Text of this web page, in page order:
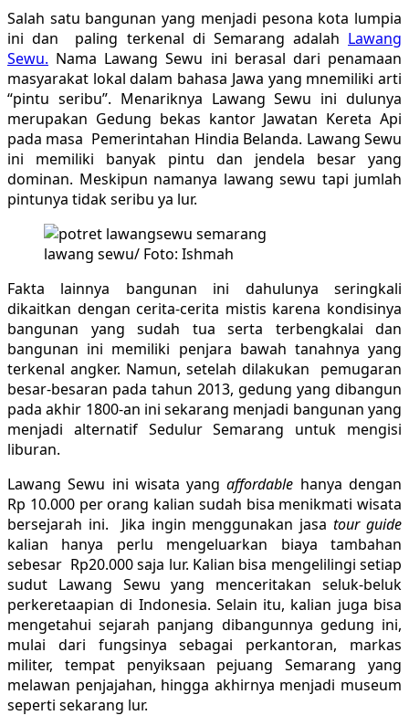
Salah satu bangunan yang menjadi pesona kota lumpia
ini dan paling terkenal di Semarang adalah Lawang
Sewu. Nama Lawang Sewu ini berasal dari penamaan
masyarakat lokal dalam bahasa Jawa yang mnemiliki arti
“pintu seribu”. Menariknya Lawang Sewu ini dulunya
merupakan Gedung bekas kantor Jawatan Kereta Api
pada masa Pemerintahan Hindia Belanda. Lawang Sewu
ini memiliki banyak pintu dan jendela besar yang
dominan. Meskipun namanya lawang sewu tapi jumlah
pintunya tidak seribu ya lur.
lawang sewu/ Foto: Ishmah
Fakta lainnya bangunan ini dahulunya seringkali
dikaitkan dengan cerita-cerita mistis karena kondisinya
bangunan yang sudah tua serta terbengkalai dan
bangunan ini memiliki penjara bawah tanahnya yang
terkenal angker. Namun, setelah dilakukan pemugaran
besar-besaran pada tahun 2013, gedung yang dibangun
pada akhir 1800-an ini sekarang menjadi bangunan yang
menjadi alternatif Sedulur Semarang untuk mengisi
liburan.
Lawang Sewu ini wisata yangaffordable hanya dengan
Rp 10.000 per orang kalian sudah bisa menikmati wisata
bersejarah ini. Jika ingin menggunakan jasa tour guide
kalian hanya perlu mengeluarkan biaya tambahan
sebesar Rp20.000 saja lur. Kalian bisa mengelilingi setiap
sudut Lawang Sewu yang menceritakan seluk-beluk
perkeretaapian di Indonesia. Selain itu, kalian juga bisa
mengetahui sejarah panjang dibangunnya gedung ini,
mulai dari fungsinya sebagai perkantoran, markas
militer, tempat penyiksaan pejuang Semarang yang
melawan penjajahan, hingga akhirnya menjadi museum
seperti sekarang lur.